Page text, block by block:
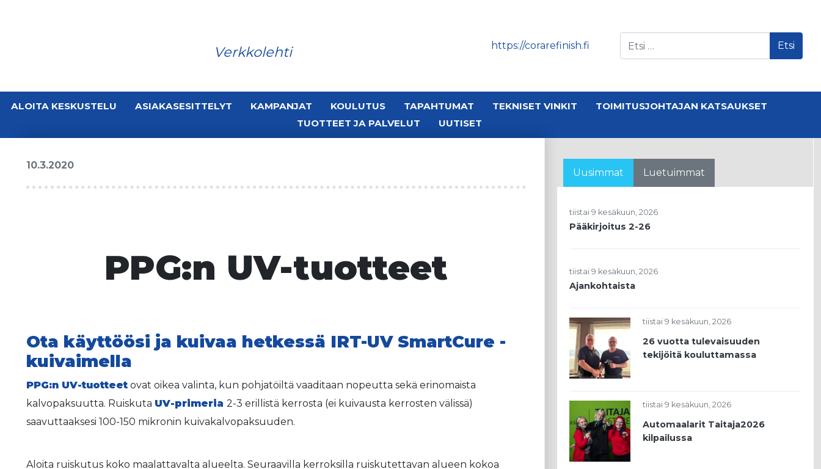
Verkkolehti https://corarefinish.fi Etsi
ALOITA KESKUSTELU ASIAKASESITTELYT KAMPANJAT KOULUTUS TAPAHTUMAT TEKNISET VINKIT
TOIMITUSJOHTAJAN KATSAUKSET
TUOTTEET JA PALVELUT
UUTISET
10.3.2020
PPG:n UV-tuotteet
Ota käyttöösi ja kuivaa hetkessä IRT-UV SmartCure -
kuivaimella
PPG:n UV-tuotteetovat oikea valinta, kun pohjatöiltä vaaditaan nopeutta sekä erinomaista
kalvopaksuutta. Ruiskuta UV-primeria 2-3 erillistä kerrosta (ei kuivausta kerrosten välissä)
saavuttaaksesi 100-150 mikronin kuivakalvopaksuuden.
Aloita ruiskutus koko maalattavalta alueelta. Seuraavilla kerroksilla ruiskutettavan alueen kokoa
Uusimmat Luetuimmat
tiistai 9 kesäkuun, 2026
Pääkirjoitus 2-26
tiistai 9 kesäkuun, 2026
Ajankohtaista
tiistai 9 kesäkuun, 2026
26 vuotta tulevaisuuden
tekijöitä kouluttamassa
tiistai 9 kesäkuun, 2026
Automaalarit Taitaja2026
kilpailussa